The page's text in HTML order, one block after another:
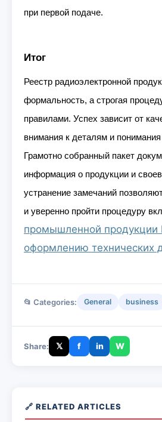
при первой подаче.
Итог
Реестр радиоэлектронной
формальность, а строгая
правилами. Успех зависит от
внимания к деталям и
Грамотно собранный пакет
информация о продукции и
устранение замечаний
и уверенно пройти процедуру
промышленной продукции
оформлению технических
📂 Categories: General business
Share: 𝕏 f in W
🔗 RELATED ARTICLES